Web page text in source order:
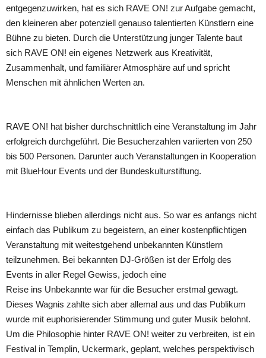
entgegenzuwirken, hat es sich RAVE ON! zur Aufgabe gemacht,
den kleineren aber potenziell genauso talentierten Künstlern eine
Bühne zu bieten. Durch die Unterstützung junger Talente baut
sich RAVE ON! ein eigenes Netzwerk aus Kreativität,
Zusammenhalt, und familiärer Atmosphäre auf und spricht
Menschen mit ähnlichen Werten an.
RAVE ON! hat bisher durchschnittlich eine Veranstaltung im Jahr
erfolgreich durchgeführt. Die Besucherzahlen variierten von 250
bis 500 Personen. Darunter auch Veranstaltungen in Kooperation
mit BlueHour Events und der Bundeskulturstiftung.
Hindernisse blieben allerdings nicht aus. So war es anfangs nicht
einfach das Publikum zu begeistern, an einer kostenpflichtigen
Veranstaltung mit weitestgehend unbekannten Künstlern
teilzunehmen. Bei bekannten DJ-Größen ist der Erfolg des
Events in aller Regel Gewiss, jedoch eine
Reise ins Unbekannte war für die Besucher erstmal gewagt.
Dieses Wagnis zahlte sich aber allemal aus und das Publikum
wurde mit euphorisierender Stimmung und guter Musik belohnt.
Um die Philosophie hinter RAVE ON! weiter zu verbreiten, ist ein
Festival in Templin, Uckermark, geplant, welches perspektivisch